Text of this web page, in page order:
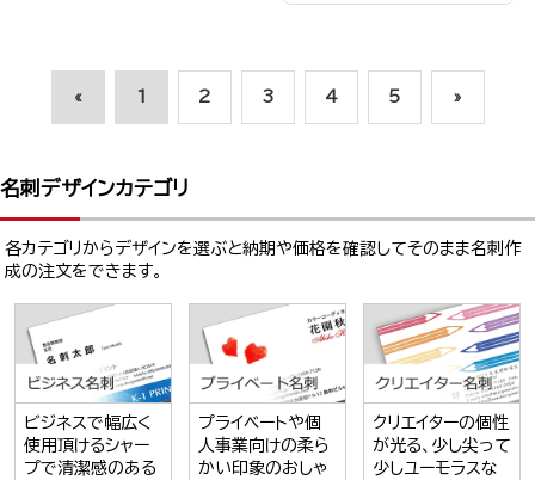
« 1 2 3 4 5 »
名刺デザインカテゴリ
各カテゴリからデザインを選ぶと納期や価格を確認してそのまま名刺作
成の注文をできます。
ビジネスで幅広く
使用頂けるシャー
プで清潔感のある
プライベートや個
人事業向けの柔ら
かい印象のおしゃ
クリエイターの個性
が光る、少し尖って
少しユーモラスな